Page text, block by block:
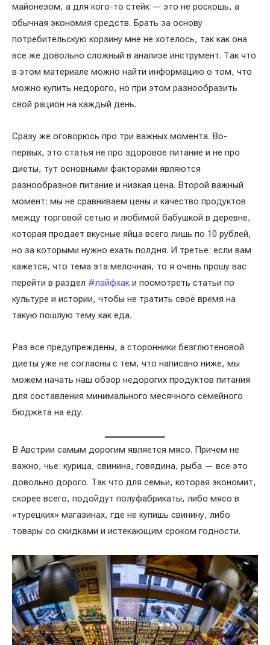
майонезом, а для кого-то стейк — это не роскошь, а
обычная экономия средств. Брать за основу
потребительскую корзину мне не хотелось, так как она
все же довольно сложный в анализе инструмент. Так что
в этом материале можно найти информацию о том, что
можно купить недорого, но при этом разнообразить
свой рацион на каждый день.
Сразу же оговорюсь про три важных момента. Во-
первых, это статья не про здоровое питание и не про
диеты, тут основными факторами являются
разнообразное питание и низкая цена. Второй важный
момент: мы не сравниваем цены и качество продуктов
между торговой сетью и любимой бабушкой в деревне,
которая продает вкусные яйца всего лишь по 10 рублей,
но за которыми нужно ехать полдня. И третье: если вам
кажется, что тема эта мелочная, то я очень прошу вас
перейти в раздел #лайфхак и посмотреть статьи по
культуре и истории, чтобы не тратить своё время на
такую пошлую тему как еда.
Раз все предупреждены, а сторонники безглютеновой
диеты уже не согласны с тем, что написано ниже, мы
можем начать наш обзор недорогих продуктов питания
для составления минимального месячного семейного
бюджета на еду.
В Австрии самым дорогим является мясо. Причем не
важно, чье: курица, свинина, говядина, рыба — все это
довольно дорого. Так что для семьи, которая экономит,
скорее всего, подойдут полуфабрикаты, либо мясо в
«турецких» магазинах, где не купишь свинину, либо
товары со скидками и истекающим сроком годности.